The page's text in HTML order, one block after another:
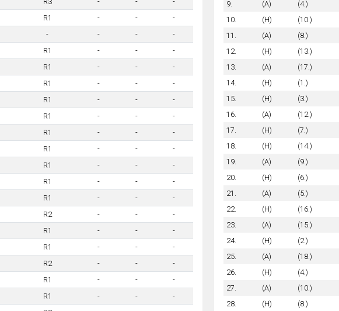
R1 - -
-
- - -
-
R1 - -
-
R1 - -
-
R1 - -
-
R1 - -
-
R1 - -
-
R1 - -
-
R1 - -
-
R1 - -
-
R1 - -
-
R1 - -
-
R2 - -
-
R1 - -
-
R1 - -
-
R2 - -
-
R1 - -
-
R1 - -
-
9.
(A) (4.)
10.
(H) (10.)
11.
(A) (8.)
12.
(H) (13.)
13.
(A) (17.)
14.
(H) (1.)
15.
(H) (3.)
16.
(A) (12.)
17.
(H) (7.)
18.
(H) (14.)
19.
(A) (9.)
20.
(H) (6.)
21.
(A) (5.)
22.
(H) (16.)
23.
(A) (15.)
24.
(H) (2.)
25.
(A) (18.)
26.
(H) (4.)
27.
(A) (10.)
28.
(H) (8.)